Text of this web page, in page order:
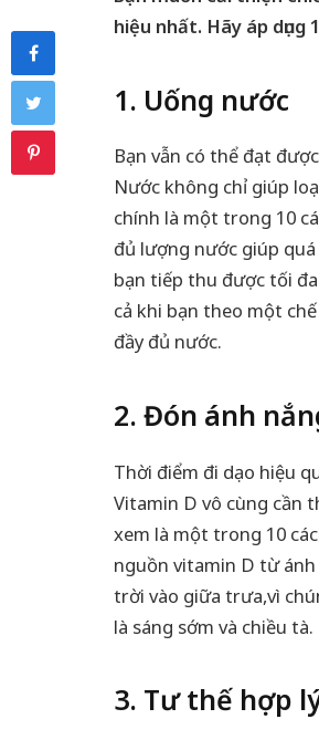
hiệu nhất. Hãy áp
1. Uống nước
Bạn vẫn có thể đạt
Nước không chỉ giúp
chính là một trong 10
đủ lượng nước giúp
bạn tiếp thu được tối
cả khi bạn theo một
đầy đủ nước.
2. Đón ánh
Thời điểm đi dạo hiệu
Vitamin D vô cùng cần
xem là một trong 10
nguồn vitamin D từ
trời vào giữa trưa,vì
là sáng sớm và chiều tà.
3. Tư thế hợp